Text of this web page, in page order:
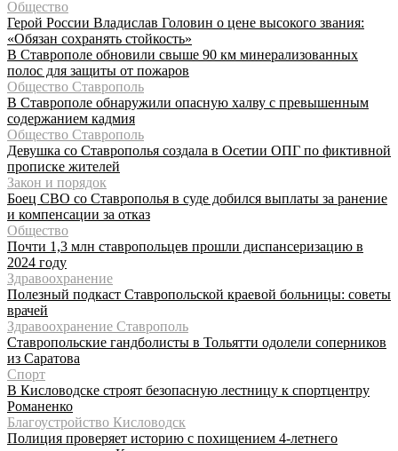
Общество
Герой России Владислав Головин о цене высокого звания:
«Обязан сохранять стойкость»
В Ставрополе обновили свыше 90 км минерализованных
полос для защиты от пожаров
Общество Ставрополь
В Ставрополе обнаружили опасную халву с превышенным
содержанием кадмия
Общество Ставрополь
Девушка со Ставрополья создала в Осетии ОПГ по фиктивной
прописке жителей
Закон и порядок
Боец СВО со Ставрополья в суде добился выплаты за ранение
и компенсации за отказ
Общество
Почти 1,3 млн ставропольцев прошли диспансеризацию в
2024 году
Здравоохранение
Полезный подкаст Ставропольской краевой больницы: советы
врачей
Здравоохранение Ставрополь
Ставропольские гандболисты в Тольятти одолели соперников
из Саратова
Спорт
В Кисловодске строят безопасную лестницу к спортцентру
Романенко
Благоустройство Кисловодск
Полиция проверяет историю с похищением 4-летнего